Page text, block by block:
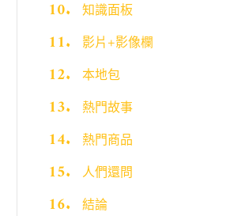
知識面板
影片+影像欄
本地包
熱門故事
熱門商品
人們還問
結論